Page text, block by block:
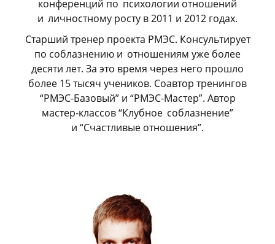
конференций по психологии отношений
и личностному росту в 2011 и 2012 годах.
Старший тренер проекта РМЭС. Консультирует
по соблазнению и отношениям уже более
десяти лет. За это время через него прошло
более 15 тысяч учеников. Соавтор тренингов
“РМЭС-Базовый” и “РМЭС-Мастер”. Автор
мастер-классов “Клубное соблазнение”
и “Счастливые отношения”.